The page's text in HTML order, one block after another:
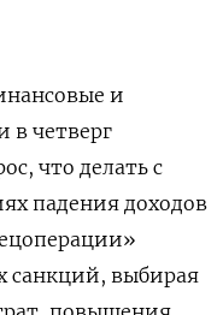
и
в четверг
что делать с
падения доходов
санкций, выбирая